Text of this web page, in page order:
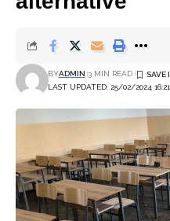
LAST UPDATED: 25/02/2024 16:21
BYADMIN 3 MIN READ